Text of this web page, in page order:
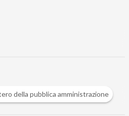
M Ministero della pubblica